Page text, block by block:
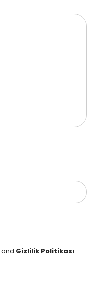
and Gizlilik Politikası.